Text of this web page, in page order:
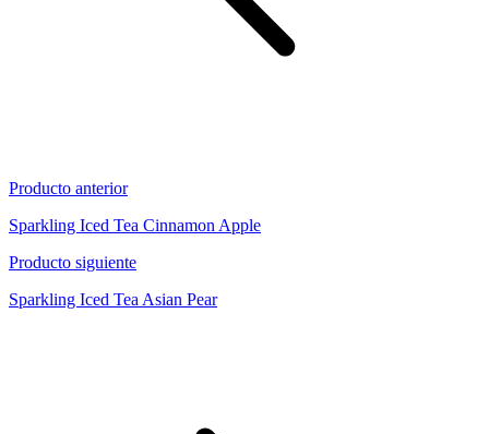
Producto anterior
Sparkling Iced Tea Cinnamon Apple
Producto siguiente
Sparkling Iced Tea Asian Pear